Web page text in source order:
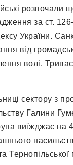
розпочали
за ст.
України.
від
волі.
сектору з
Галини
виїжджає на
Тернопільської